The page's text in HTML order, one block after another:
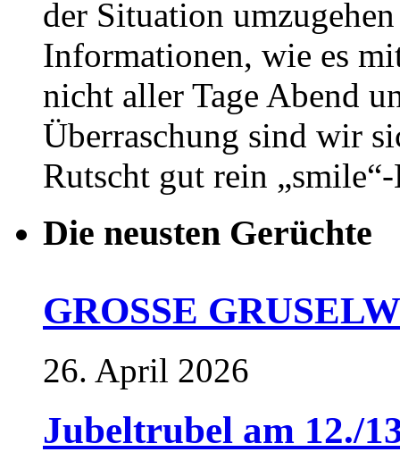
der Situation
Informationen, wie es
nicht aller Tage Abend
Überraschung sind wir
Rutscht gut rein
Die neusten Gerüchte
GROSSE
26. April 2026
Jubeltrubel am 12./